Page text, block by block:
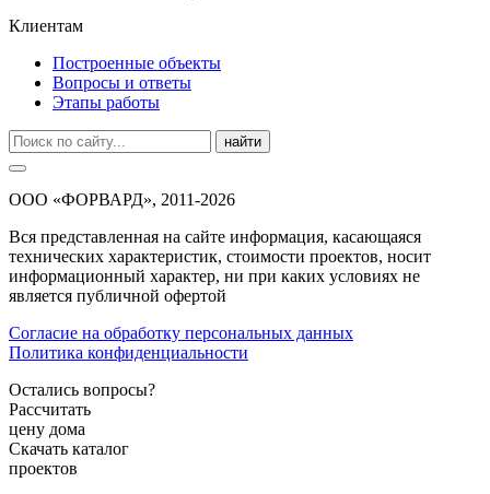
Клиентам
Построенные объекты
Вопросы и ответы
Этапы работы
найти
ООО «ФОРВАРД», 2011-2026
Вся представленная на сайте информация, касающаяся
технических характеристик, стоимости проектов, носит
информационный характер, ни при каких условиях не
является публичной офертой
Согласие на обработку персональных данных
Политика конфиденциальности
Остались вопросы?
Рассчитать
цену дома
Скачать каталог
проектов